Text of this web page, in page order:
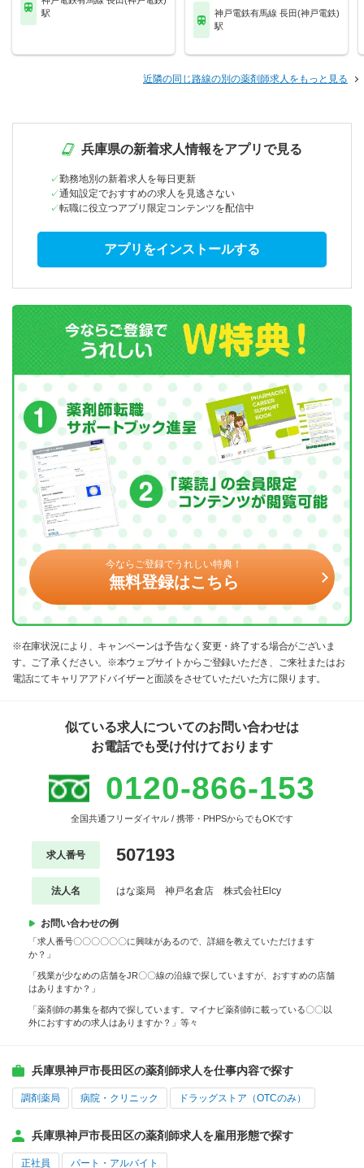
駅
神戸電鉄有馬線 長田(神戸電鉄)
駅
近隣の同じ路線の別の薬剤師求人をもっと見る
兵庫県の新着求人情報をアプリで見る
勤務地別の新着求人を毎日更新
通知設定でおすすめの求人を見逃さない
転職に役立つアプリ限定コンテンツを配信中
アプリをインストールする
今ならご登録でうれしい特典！
無料登録はこちら
※在庫状況により、キャンペーンは予告なく変更・終了する場合がございま
す。ご了承ください。※本ウェブサイトからご登録いただき、ご来社またはお
電話にてキャリアアドバイザーと面談をさせていただいた方に限ります。
似ている求人についてのお問い合わせは
お電話でも受け付けております
0120-866-153
全国共通フリーダイヤル / 携帯・PHPSからでもOKです
求人番号 507193
法人名 はな薬局 神戸名倉店 株式会社Elcy
お問い合わせの例
「求人番号〇〇〇〇〇〇に興味があるので、詳細を教えていただけます
か？」
「残業が少なめの店舗をJR〇〇線の沿線で探していますが、おすすめの店舗
はありますか？」
「薬剤師の募集を都内で探しています。マイナビ薬剤師に載っている〇〇以
外におすすめの求人はありますか？」等々
兵庫県神戸市長田区の薬剤師求人を仕事内容で探す
調剤薬局 病院・クリニック ドラッグストア（OTCのみ）
兵庫県神戸市長田区の薬剤師求人を雇用形態で探す
正社員 パート・アルバイト